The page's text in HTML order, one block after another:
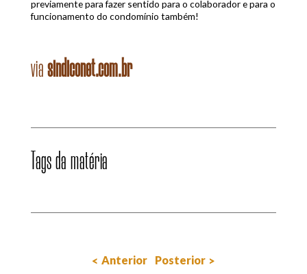
previamente para fazer sentido para o colaborador e para o
funcionamento do condomínio também!
viasindiconet.com.br
Tags da matéria
Anterior Posterior